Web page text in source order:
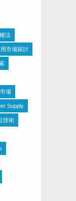
法
市場探討
場
Supply
技術